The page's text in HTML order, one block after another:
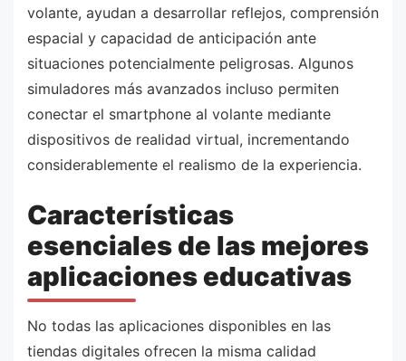
volante, ayudan a desarrollar reflejos, comprensión
espacial y capacidad de anticipación ante
situaciones potencialmente peligrosas. Algunos
simuladores más avanzados incluso permiten
conectar el smartphone al volante mediante
dispositivos de realidad virtual, incrementando
considerablemente el realismo de la experiencia.
Características
esenciales de las mejores
aplicaciones educativas
No todas las aplicaciones disponibles en las
tiendas digitales ofrecen la misma calidad